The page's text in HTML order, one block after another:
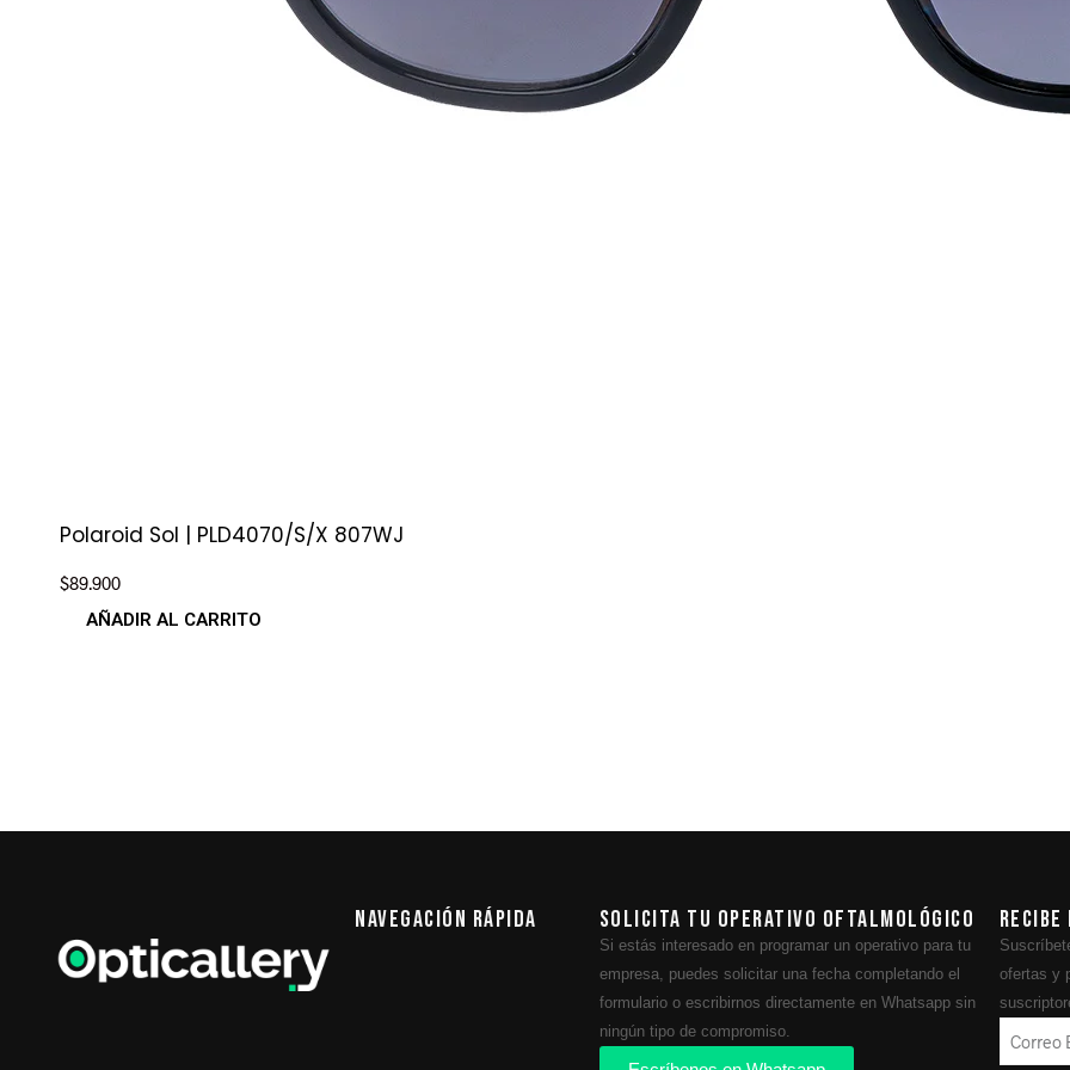
Polaroid Sol | PLD4070/S/X 807WJ
$89.900
AÑADIR AL CARRITO
Navegación Rápida Solicita tu operativo oftalmológico
Si estás interesado en programar un operativo para tu
empresa, puedes solicitar una fecha completando el
formulario o escribirnos directamente en Whatsapp sin
ningún tipo de compromiso.
ofertas y